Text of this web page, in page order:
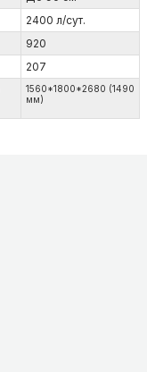
2400 л/сут.
920
207
1560*1800*2680 (1490
мм)